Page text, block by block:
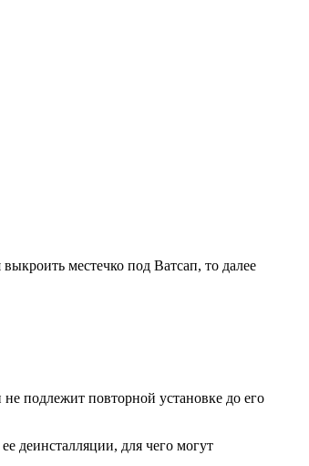
местечко под Ватсап, то далее
подлежит повторной установке до его
деинсталляции, для чего могут